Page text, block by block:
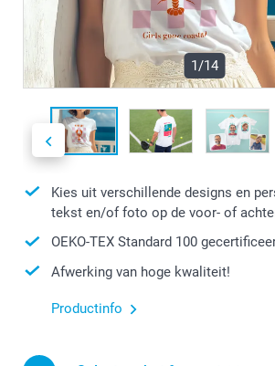
1/14
Kies uit verschillende designs en
tekst en/of foto op de voor- of
OEKO-TEX Standard 100
Afwerking van hoge kwaliteit!
Productinfo